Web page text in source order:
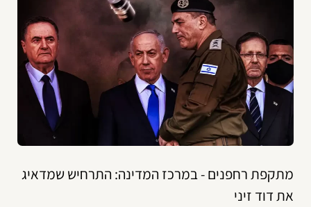
מתקפת רחפנים - במרכז המדינה: התרחיש שמדאיג
את דוד זיני